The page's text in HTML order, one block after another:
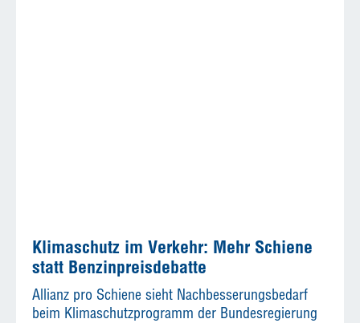
Klimaschutz im Verkehr: Mehr Schiene
statt Benzinpreisdebatte
Allianz pro Schiene sieht Nachbesserungsbedarf
beim Klimaschutzprogramm der Bundesregierung